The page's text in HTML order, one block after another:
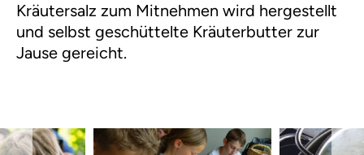
Kräutersalz zum Mitnehmen wird hergestellt
und selbst geschüttelte Kräuterbutter zur
Jause gereicht.